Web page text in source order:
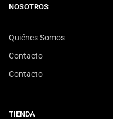
NOSOTROS
Quiénes Somos
Contacto
Contacto
TIENDA